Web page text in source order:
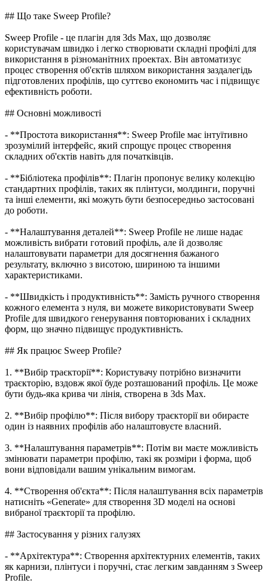
## Що таке Sweep Profile?
Sweep Profile - це плагін для 3ds Max, що дозволяє
користувачам швидко і легко створювати складні профілі для
використання в різноманітних проектах. Він автоматизує
процес створення об'єктів шляхом використання заздалегідь
підготовлених профілів, що суттєво економить час і підвищує
ефективність роботи.
## Основні можливості
- **Простота використання**: Sweep Profile має інтуїтивно
зрозумілий інтерфейс, який спрощує процес створення
складних об'єктів навіть для початківців.
- **Бібліотека профілів**: Плагін пропонує велику колекцію
стандартних профілів, таких як плінтуси, молдинги, поручні
та інші елементи, які можуть бути безпосередньо застосовані
до роботи.
- **Налаштування деталей**: Sweep Profile не лише надає
можливість вибрати готовий профіль, але й дозволяє
налаштовувати параметри для досягнення бажаного
результату, включно з висотою, шириною та іншими
характеристиками.
- **Швидкість і продуктивність**: Замість ручного створення
кожного елемента з нуля, ви можете використовувати Sweep
Profile для швидкого генерування повторюваних і складних
форм, що значно підвищує продуктивність.
## Як працює Sweep Profile?
1. **Вибір траєкторії**: Користувачу потрібно визначити
траєкторію, вздовж якої буде розташований профіль. Це може
бути будь-яка крива чи лінія, створена в 3ds Max.
2. **Вибір профілю**: Після вибору траєкторії ви обираєте
один із наявних профілів або налаштовуєте власний.
3. **Налаштування параметрів**: Потім ви маєте можливість
змінювати параметри профілю, такі як розміри і форма, щоб
вони відповідали вашим унікальним вимогам.
4. **Створення об'єкта**: Після налаштування всіх параметрів
натисніть «Generate» для створення 3D моделі на основі
вибраної траєкторії та профілю.
## Застосування у різних галузях
- **Архітектура**: Створення архітектурних елементів, таких
як карнизи, плінтуси і поручні, стає легким завданням з Sweep
Profile.